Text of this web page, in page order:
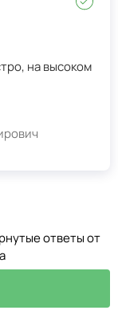
на высоком
ответы от